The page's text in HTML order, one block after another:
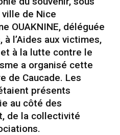
de Nice
OUAKNINE, déléguée
l’Aides aux victimes,
à la lutte contre le
a organisé cette
de Caucade. Les
présents
au côté des
de la collectivité